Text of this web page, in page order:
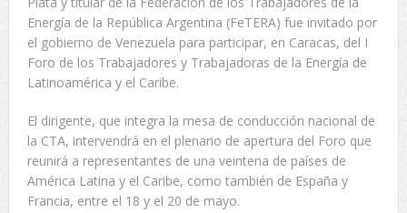
Energía de la República Argentina (FeTERA) fue invitado por
el gobierno de Venezuela para participar, en Caracas, del I
Foro de los Trabajadores y Trabajadoras de la Energía de
Latinoamérica y el Caribe.
El dirigente, que integra la mesa de conducción nacional de
la CTA, intervendrá en el plenario de apertura del Foro que
reunirá a representantes de una veintena de países de
América Latina y el Caribe, como también de España y
Francia, entre el 18 y el 20 de mayo.